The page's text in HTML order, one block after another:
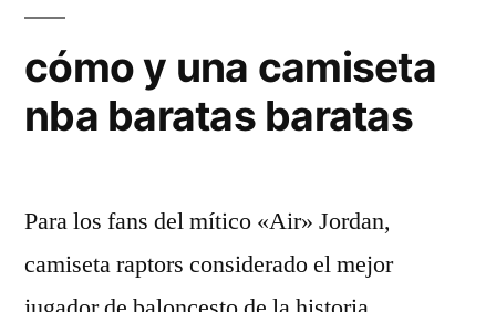
cómo y una camiseta
nba baratas baratas
Para los fans del mítico «Air» Jordan,
camiseta raptors considerado el mejor